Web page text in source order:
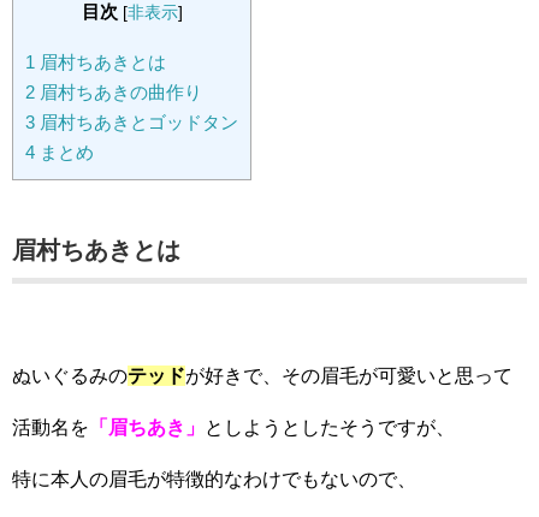
目次 [非表示]
1 眉村ちあきとは
2 眉村ちあきの曲作り
3 眉村ちあきとゴッドタン
4 まとめ
眉村ちあきとは
ぬいぐるみのテッドが好きで、その眉毛が可愛いと思って
活動名を 「眉ちあき」 としようとしたそうですが、
特に本人の眉毛が特徴的なわけでもないので、